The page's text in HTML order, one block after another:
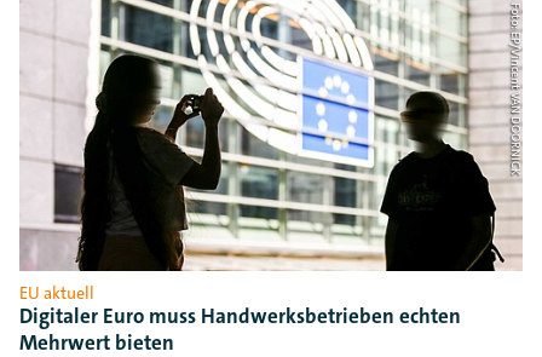
Foto: EP/Vincent VAN DOORNICK
EU aktuell
Digitaler Euro muss Handwerksbetrieben echten
Mehrwert bieten